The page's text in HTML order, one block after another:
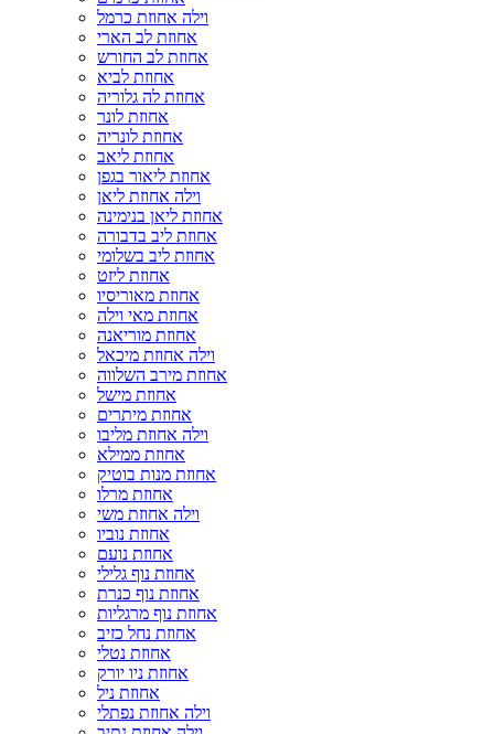
וילה אחוזת כרמל
אחוזת לב הארי
אחוזת לב החורש
אחוזת לביא
אחוזת לה גלוריה
אחוזת לונר
אחוזת לונריה
אחוזת ליאב
אחוזת ליאור בגפן
וילה אחוזת ליאן
אחוזת ליאן בנימינה
אחוזת ליב בדבורה
אחוזת ליב בשלומי
אחוזת ליזט
אחוזת מאוריסיו
אחוזת מאי וילה
אחוזת מוריאנה
וילה אחוזת מיכאל
אחוזת מירב השלווה
אחוזת מישל
אחוזת מיתרים
וילה אחוזת מליבו
אחוזת ממילא
אחוזת מנות בוטיק
אחוזת מרלו
וילה אחוזת משי
אחוזת נוביו
אחוזת נועם
אחוזת נוף גלילי
אחוזת נוף כנרת
אחוזת נוף מרגליות
אחוזת נחל כזיב
אחוזת נטלי
אחוזת ניו יורק
אחוזת ניל
וילה אחוזת נפתלי